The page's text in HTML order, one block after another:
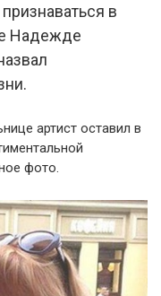
в
Надежде
артист оставил в
фото.